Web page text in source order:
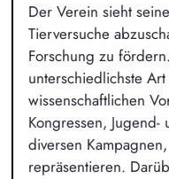
Der Verein sieht
Tierversuche
Forschung zu
unterschiedlichste
wissenschaftlichen
Kongressen, Jugend-
diversen
repräsentieren.